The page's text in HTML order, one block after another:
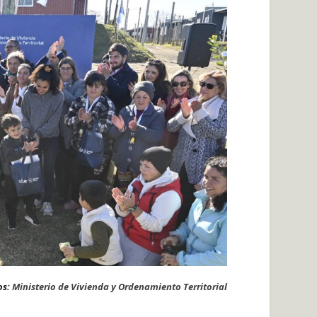
Ministerio de Vivienda y Ordenamiento Territorial